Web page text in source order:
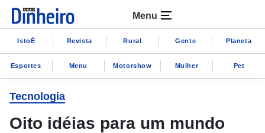
Menu
IstoÉ Revista Rural Gente Planeta
Esportes Menu Motorshow Mulher Pet
Tecnologia
Oito idéias para um mundo